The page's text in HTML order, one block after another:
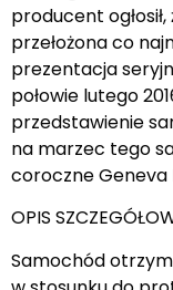
producent
przełożona co
prezentacja
połowie lutego
przedstawienie
na marzec tego
coroczne Geneva
OPIS
Samochód